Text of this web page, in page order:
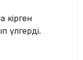
кірген
үлгерді.